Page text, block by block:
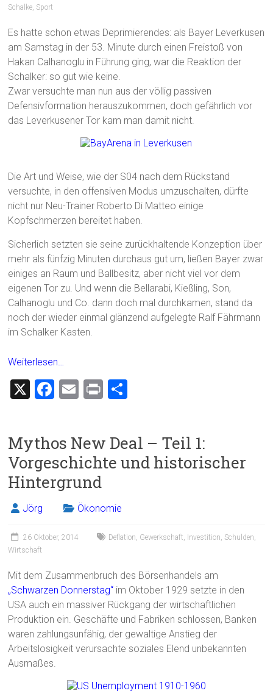
Schalke, Sport
Es hatte schon etwas Deprimierendes: als Bayer Leverkusen
am Samstag in der 53. Minute durch einen Freistoß von
Hakan Calhanoglu in Führung ging, war die Reaktion der
Schalker: so gut wie keine.
Zwar versuchte man nun aus der völlig passiven
Defensivformation herauszukommen, doch gefährlich vor
das Leverkusener Tor kam man damit nicht.
Die Art und Weise, wie der S04 nach dem Rückstand
versuchte, in den offensiven Modus umzuschalten, dürfte
nicht nur Neu-Trainer Roberto Di Matteo einige
Kopfschmerzen bereitet haben.
Sicherlich setzten sie seine zurückhaltende Konzeption über
mehr als fünfzig Minuten durchaus gut um, ließen Bayer zwar
einiges an Raum und Ballbesitz, aber nicht viel vor dem
eigenen Tor zu. Und wenn die Bellarabi, Kießling, Son,
Calhanoglu und Co. dann doch mal durchkamen, stand da
noch der wieder einmal glänzend aufgelegte Ralf Fährmann
im Schalker Kasten.
Weiterlesen…
X
F
b
o
ok
E
l
Pr
n
Mythos New Deal – Teil 1:
Vorgeschichte und historischer
Hintergrund
Jörg Ökonomie
26 Oktober, 2014 Deflation, Gewerkschaft, Investition, Schulden,
Wirtschaft
Mit dem Zusammenbruch des Börsenhandels am
„Schwarzen Donnerstag“ im Oktober 1929 setzte in den
USA auch ein massiver Rückgang der wirtschaftlichen
Produktion ein. Geschäfte und Fabriken schlossen, Banken
waren zahlungsunfähig, der gewaltige Anstieg der
Arbeitslosigkeit verursachte soziales Elend unbekannten
Ausmaßes.